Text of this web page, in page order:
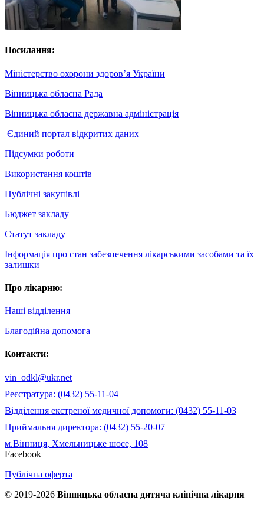
Посилання:
Міністерство охорони здоров’я України
Вінницька обласна Рада
Вінницька обласна державна адміністрація
Єдиний портал відкритих даних
Підсумки роботи
Використання коштів
Публічні закупівлі
Бюджет закладу
Статут закладу
Інформація про стан забезпечення лікарськими засобами та їх
залишки
Про лікарню:
Наші відділення
Благодійна допомога
Контакти:
vin_odkl@ukr.net
Реєстратура: (0432) 55-11-04
Відділення екстреної медичної допомоги: (0432) 55-11-03
Приймальня директора: (0432) 55-20-07
м.Вінниця, Хмельницьке шосе, 108
Facebook
Публічна оферта
© 2019-2026 Вінницька обласна дитяча клінічна лікарня